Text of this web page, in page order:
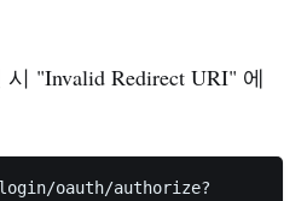
"Invalid Redirect URI" 에
oauth/authorize?